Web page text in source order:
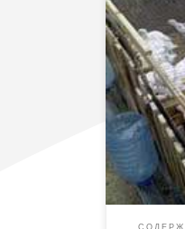
—
для
жирной
помета,
дающей